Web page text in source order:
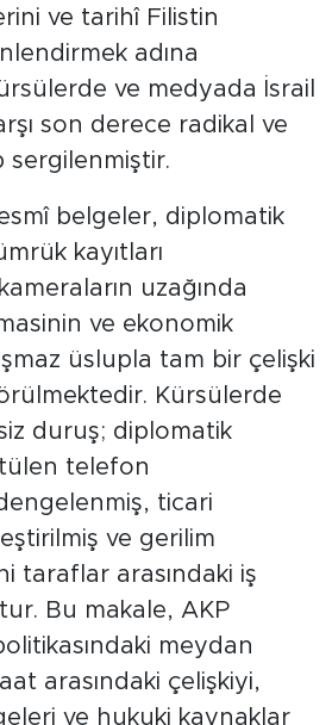
ve tarihî Filistin
adına
ve medyada İsrail
son derece radikal ve
sergilenmiştir.
belgeler, diplomatik
kayıtları
uzağında
ve ekonomik
üslupla tam bir çelişki
Kürsülerde
duruş; diplomatik
telefon
ticari
ve gerilim
taraflar arasındaki iş
Bu makale, AKP
meydan
arasındaki çelişkiyi,
ve hukuki kaynaklar